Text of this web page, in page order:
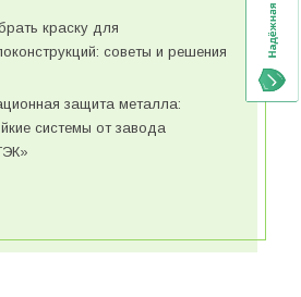
краску для
советы и решения
защита металла:
системы от завода